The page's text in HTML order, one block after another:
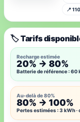
📍
🏷️ Tarifs
Recharge estimée
20% → 80%
Batterie de référence : 60
Au-delà de 80%
80% → 100%
Pertes estimées : 3 kWh ·